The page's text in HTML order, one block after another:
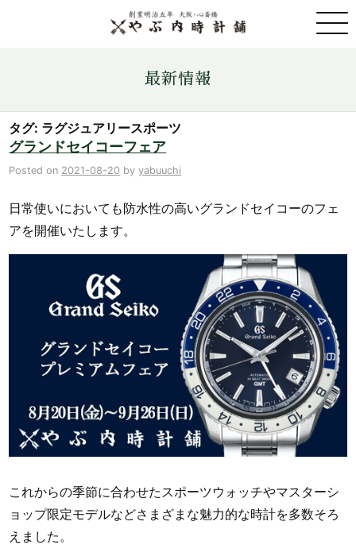
金・プラチナ・コイン売買
店舗情報
最新情報
お問い合わせ
最新情報
タグ: ラグジュアリースポーツ
グランドセイコーフェア
Posted on 2021-08-20 byyabuuchi
日常使いにおいても防水性の高いグランドセイコーのフェ
アを開催いたします。
これからの季節に合わせたスポーツウォッチやマスターシ
ョップ限定モデルなどさまざまな魅力的な時計を多数そろ
えました。